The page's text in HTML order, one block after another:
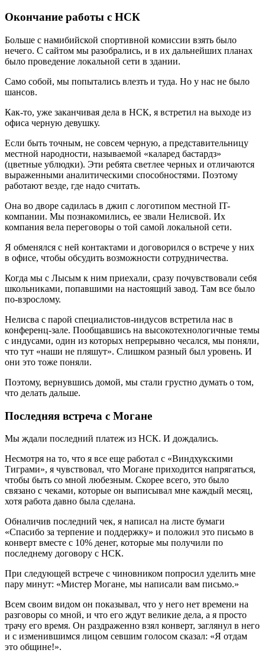
Окончание работы с НСК
Больше с намибийской спортивной комиссии взять было
нечего. С сайтом мы разобрались, и в их дальнейших планах
было проведение локальной сети в здании.
Само собой, мы попытались влезть и туда. Но у нас не было
шансов.
Как-то, уже заканчивая дела в НСК, я встретил на выходе из
офиса черную девушку.
Если быть точным, не совсем черную, а представительницу
местной народности, называемой «каларед бастардз»
(цветные ублюдки). Эти ребята светлее черных и отличаются
выраженными аналитическими способностями. Поэтому
работают везде, где надо считать.
Она во дворе садилась в джип с логотипом местной IT-
компании. Мы познакомились, ее звали Нелисвой. Их
компания вела переговоры о той самой локальной сети.
Я обменялся с ней контактами и договорился о встрече у них
в офисе, чтобы обсудить возможности сотрудничества.
Когда мы с Лысым к ним приехали, сразу почувствовали себя
школьниками, попавшими на настоящий завод. Там все было
по-взрослому.
Нелисва с парой специалистов-индусов встретила нас в
конференц-зале. Пообщавшись на высокотехнологичные темы
с индусами, один из которых непрерывно чесался, мы поняли,
что тут «наши не пляшут». Слишком разный был уровень. И
они это тоже поняли.
Поэтому, вернувшись домой, мы стали грустно думать о том,
что делать дальше.
Последняя встреча с Могане
Мы ждали последний платеж из НСК. И дождались.
Несмотря на то, что я все еще работал с «Виндхукскими
Тиграми», я чувствовал, что Могане приходится напрягаться,
чтобы быть со мной любезным. Скорее всего, это было
связано с чеками, которые он выписывал мне каждый месяц,
хотя работа давно была сделана.
Обналичив последний чек, я написал на листе бумаги
«Спасибо за терпение и поддержку» и положил это письмо в
конверт вместе с 10% денег, которые мы получили по
последнему договору с НСК.
При следующей встрече с чиновником попросил уделить мне
пару минут: «Мистер Могане, мы написали вам письмо.»
Всем своим видом он показывал, что у него нет времени на
разговоры со мной, и что его ждут великие дела, а я просто
трачу его время. Он раздраженно взял конверт, заглянул в него
и с изменившимся лицом севшим голосом сказал: «Я отдам
это общине!».